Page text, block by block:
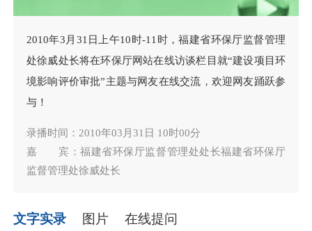
2010年3月31日上午10时-11时，福建省环保厅监督管理
处徐威处长将在环保厅网站在线访谈栏目就“建设项目环
境影响评价审批”主题与网友在线交流，欢迎网友踊跃参
与！
录播时间：2010年03月31日 10时00分
嘉 宾：福建省环保厅监督管理处处长福建省环保厅
监督管理处徐威处长
文字实录 图片 在线提问